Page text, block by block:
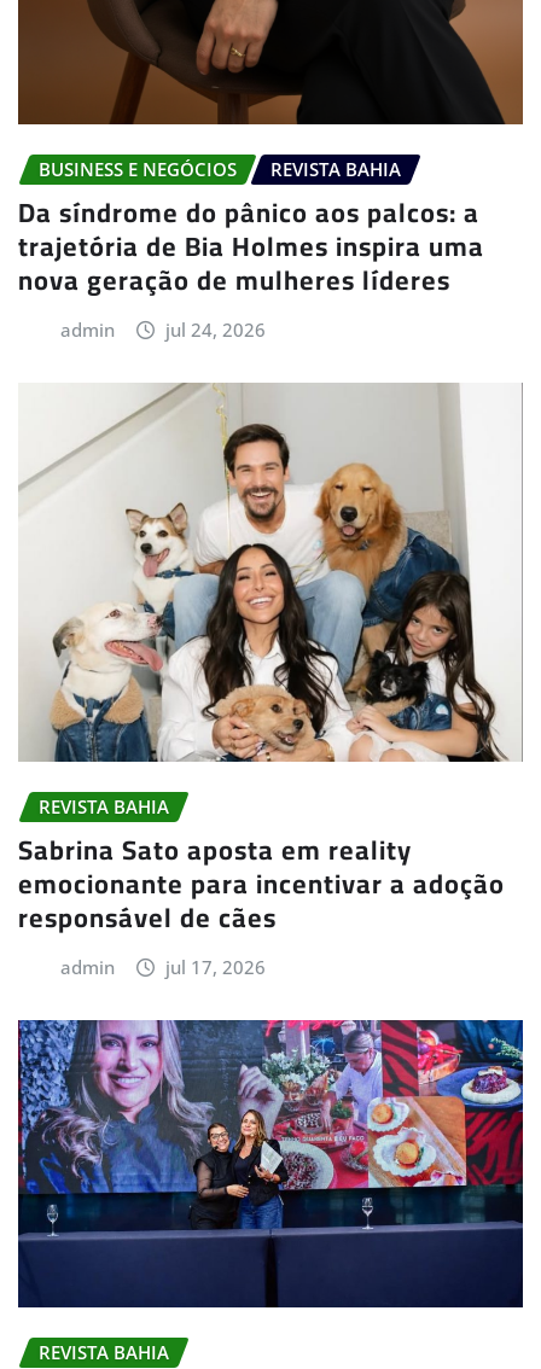
BUSINESS E NEGÓCIOS REVISTA BAHIA
Da síndrome do pânico aos palcos: a
trajetória de Bia Holmes inspira uma
nova geração de mulheres líderes
admin jul 24, 2026
REVISTA BAHIA
Sabrina Sato aposta em reality
emocionante para incentivar a adoção
responsável de cães
admin jul 17, 2026
REVISTA BAHIA